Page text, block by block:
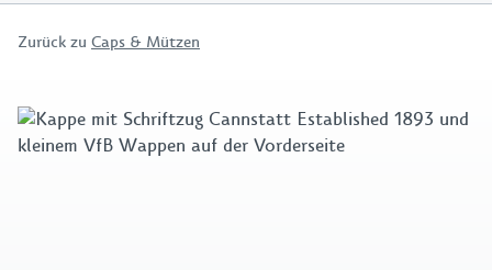
Zurück zu Caps & Mützen